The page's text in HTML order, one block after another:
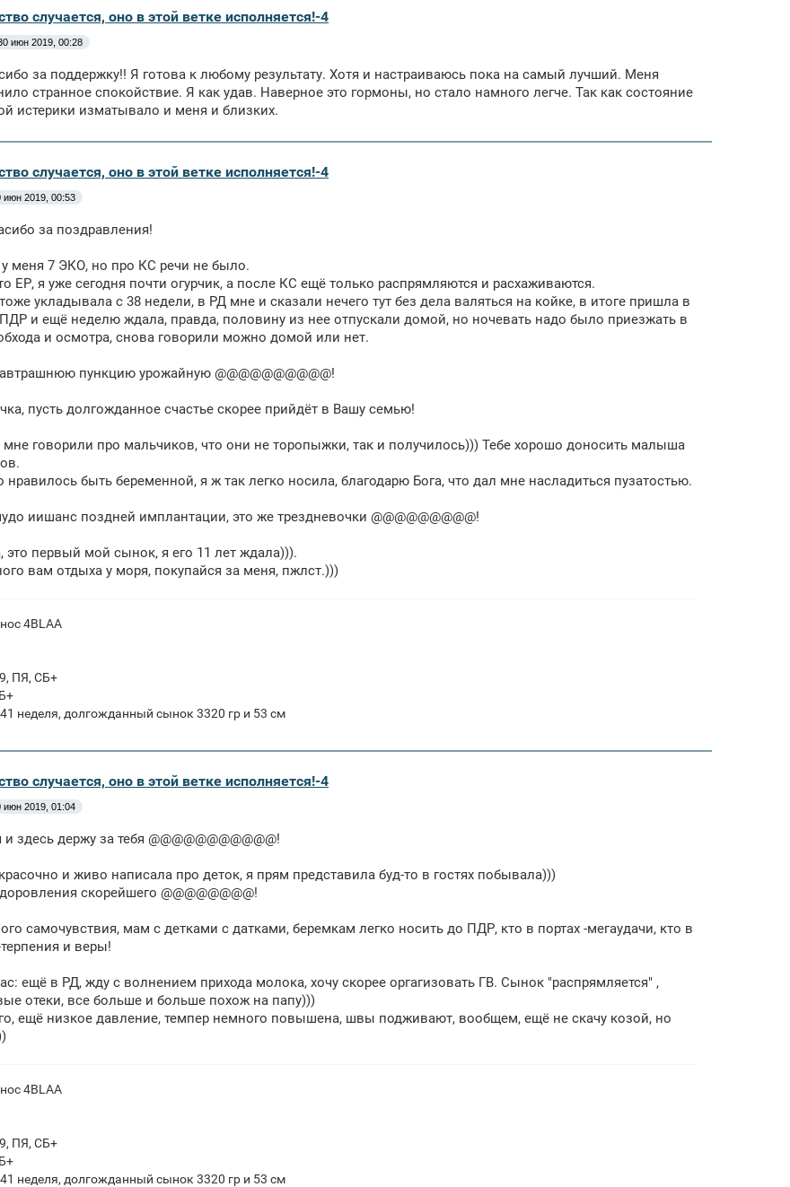
случается, оно в этой ветке исполняется!-4
июн 2019, 00:28
за поддержку!! Я готова к любому результату. Хотя и настраиваюсь пока на самый лучший. Меня
странное спокойствие. Я как удав. Наверное это гормоны, но стало намного легче. Так как состояние
истерики изматывало и меня и близких.
случается, оно в этой ветке исполняется!-4
июн 2019, 00:53
за поздравления!
у меня 7 ЭКО, но про КС речи не было.
ЕР, я уже сегодня почти огурчик, а после КС ещё только распрямляются и расхаживаются.
укладывала с 38 недели, в РД мне и сказали нечего тут без дела валяться на койке, в итоге пришла в
и ещё неделю ждала, правда, половину из нее отпускали домой, но ночевать надо было приезжать в
и осмотра, снова говорили можно домой или нет.
пункцию урожайную @@@@@@@@@@!
пусть долгожданное счастье скорее прийдёт в Вашу семью!
мне говорили про мальчиков, что они не торопыжки, так и получилось))) Тебе хорошо доносить малыша
быть беременной, я ж так легко носила, благодарю Бога, что дал мне насладиться пузатостью.
иишанс поздней имплантации, это же трездневочки @@@@@@@@@!
это первый мой сынок, я его 11 лет ждала))).
вам отдыха у моря, покупайся за меня, пжлст.)))
4BLAA
ПЯ, СБ+
неделя, долгожданный сынок 3320 гр и 53 см
случается, оно в этой ветке исполняется!-4
июн 2019, 01:04
здесь держу за тебя @@@@@@@@@@@!
и живо написала про деток, я прям представила буд-то в гостях побывала)))
скорейшего @@@@@@@@!
самочувствия, мам с детками с датками, беремкам легко носить до ПДР, кто в портах -мегаудачи, кто в
и веры!
ещё в РД, жду с волнением прихода молока, хочу скорее оргагизовать ГВ. Сынок "распрямляется" ,
отеки, все больше и больше похож на папу)))
ещё низкое давление, темпер немного повышена, швы подживают, вообщем, ещё не скачу козой, но
4BLAA
ПЯ, СБ+
неделя, долгожданный сынок 3320 гр и 53 см